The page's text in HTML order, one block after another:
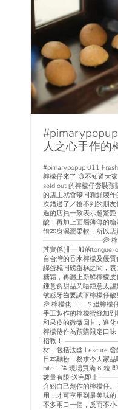
人之心手作的
#pimarypopup 011
檸檬仔來了 🍋不知道大
sold out 的檸檬仔套裝
的店主就會帶同新鮮製
次錯過了／搶不到的朋
過的店員一致表示超驚
酸，再加上面層薄薄的
體本身濕潤柔軟，所以
—————————💭 檸檬
其實係(非一般的tongue-
自台灣的香水檸檬及優
綿蛋糕同磅蛋糕之間，
糖霜，再灑上新鮮檸檬
鍾意食甜品又唔鍾意太
敏感牙齒要試下檸檬仔
💭 檸檬佬⋯⋯ ？繼檸檬
手工製作的檸檬蜜餞加
和果皮的微微回甘，進化
檸檬佬作為預購限定口
指教！
材，包括法國 Lescure 發
日本麵粉，務求令大家
bite！🎏 現場買滿 6 粒
數量有限 送完即止
介紹自己創作的檸檬仔
用，才可享用到最美味
不多兩口一個，反而不小